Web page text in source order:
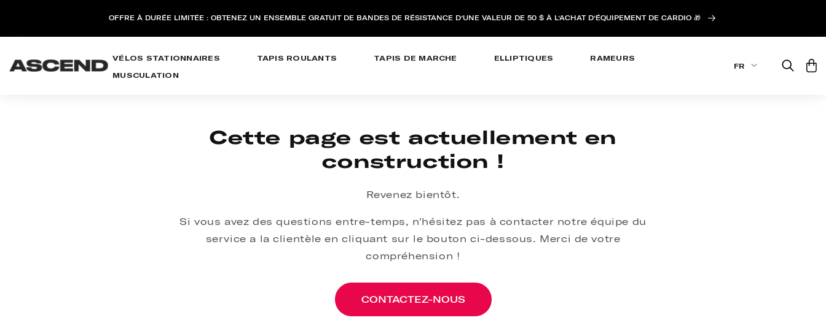
OFFRE À DURÉE LIMITÉE : OBTENEZ UN ENSEMBLE GRATUIT DE BANDES DE RÉSISTANCE D’UNE VALEUR DE 50 $ À L’ACHAT D’ÉQUIPEMENT DE CARDIO 🎁
VÉLOS STATIONNAIRES TAPIS ROULANTS TAPIS DE MARCHE ELLIPTIQUES
RAMEURS
MUSCULATION
FR
Cette page est actuellement en
construction !
Revenez bientôt.
Si vous avez des questions entre-temps, n'hésitez pas à contacter notre équipe du
service a la clientèle en cliquant sur le bouton ci-dessous. Merci de votre
compréhension !
CONTACTEZ-NOUS